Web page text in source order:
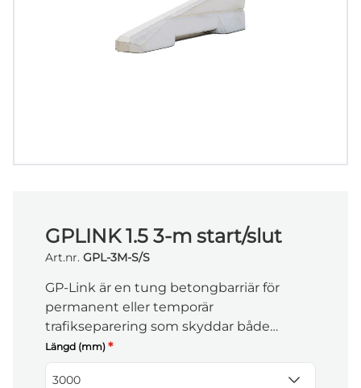
GPLINK 1.5 3-m start/slut
Art.nr. GPL-3M-S/S
GP-Link är en tung betongbarriär för
permanent eller temporär
trafikseparering som skyddar både
arbetsområde och trafikanter. Den kan
kompletteras med byggstängsel med
beslag 2525, eller med Mobile Privacy för
Längd (mm) *
3000